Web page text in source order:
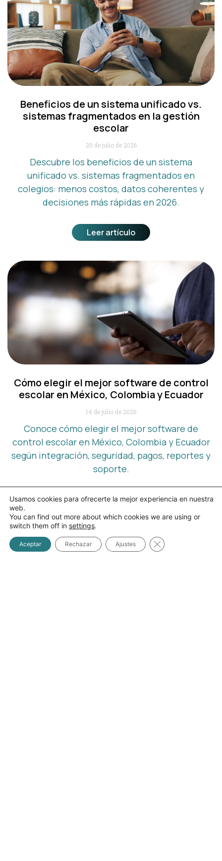
Beneficios de un sistema unificado vs.
sistemas fragmentados en la gestión
escolar
20 de julio de 2026
Descubre los beneficios de un sistema
unificado vs. sistemas fragmentados en
colegios: menos costos, datos coherentes y
decisiones más rápidas en 2026.
Leer artículo
Cómo elegir el mejor software de control
escolar en México, Colombia y Ecuador
14 de julio de 2026
Conoce cómo elegir el mejor software de
control escolar en México, Colombia y Ecuador
según integración, seguridad, pagos, reportes y
soporte.
Leer artículo
Usamos cookies para ofrecerte la mejor experiencia en nuestra
web.
You can find out more about which cookies we are using or
switch them off in settings.
Aceptar Rechazar Ajustes Cerrar el banner de